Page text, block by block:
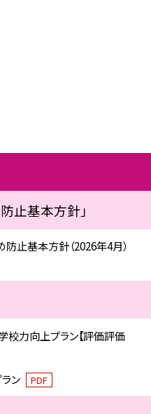
止基本方針」
止基本方針（2026年4月）
力向上プラン【評価評価
ン PDF